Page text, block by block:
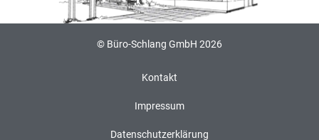
© Büro-Schlang GmbH 2026
Kontakt
Impressum
Datenschutzerklärung